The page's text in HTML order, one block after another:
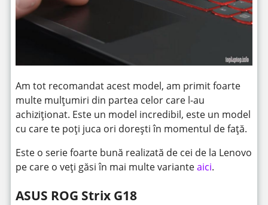
Am tot recomandat acest model, am primit foarte
multe mulțumiri din partea celor care l-au
achiziționat. Este un model incredibil, este un model
cu care te poți juca ori dorești în momentul de față.
Este o serie foarte bună realizată de cei de la Lenovo
pe care o veți găsi în mai multe varianteaici.
ASUS ROG Strix G18